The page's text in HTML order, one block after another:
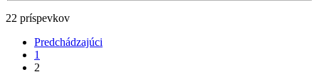
22 príspevkov
Predchádzajúci
1
2